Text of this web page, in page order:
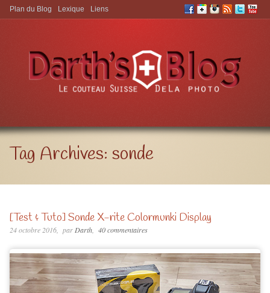
Aller à:
Plan du Blog Lexique Liens
Tag Archives: sonde
[Test & Tuto] Sonde X-rite Colormunki Display
24 octobre 2016 parDarth 40 commentaires